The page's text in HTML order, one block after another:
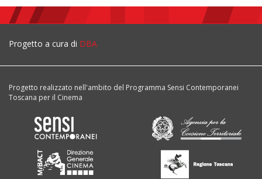
Progetto a cura di DBA
Progetto realizzato nell'ambito del Programma Sensi Contemporanei
Toscana per il Cinema